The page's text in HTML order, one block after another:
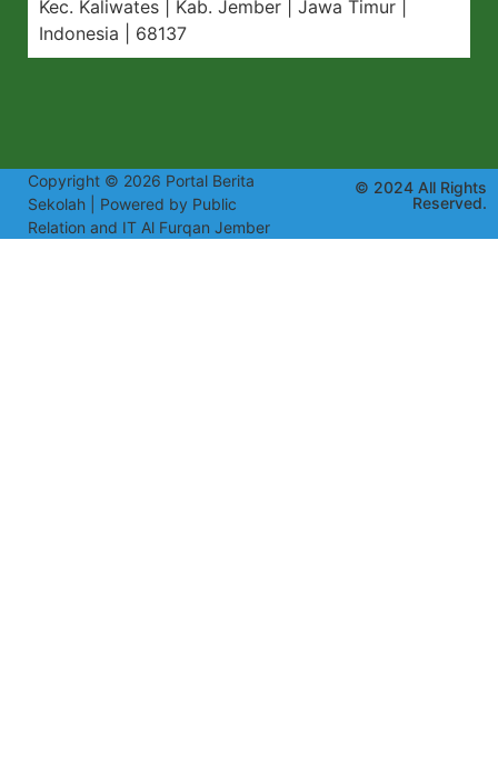
Kec. Kaliwates | Kab. Jember | Jawa Timur |
Indonesia | 68137
Copyright © 2026 Portal Berita
Sekolah | Powered by Public
Relation and IT Al Furqan Jember
© 2024 All Rights
Reserved.